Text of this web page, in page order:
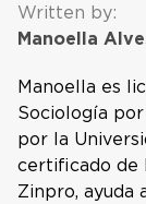
Written by:
Manoella
Manoella es
Sociología
por la
certificado de
Zinpro, ayuda